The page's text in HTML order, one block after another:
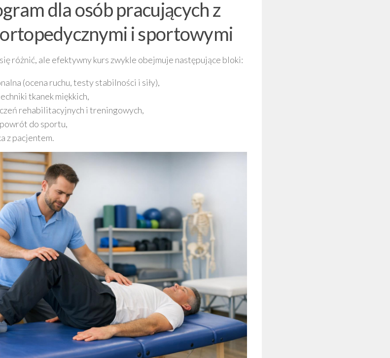
dla osób pracujących z
i sportowymi
różnić, ale efektywny kurs zwykle obejmuje następujące bloki:
(ocena ruchu, testy stabilności i siły),
tkanek miękkich,
rehabilitacyjnych i treningowych,
do sportu,
z pacjentem.